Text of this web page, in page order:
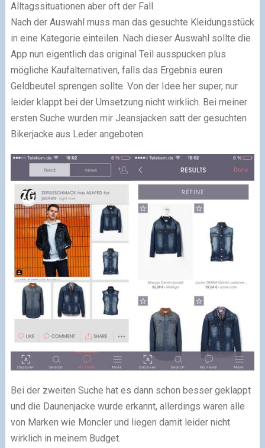
Alltagssituationen aber oft der Fall.
Nach der Auswahl muss man das gesuchte Kleidungsstück
in eine Kategorie einteilen. Nach dieser Auswahl sollte die
App nun eigentlich das original Teil ausspucken plus
mögliche Kaufalternativen, falls das Ergebnis euren
Geldbeutel sprengen sollte. Von der Idee her super, nur
leider klappt bei der Umsetzung nicht wirklich. Bei meiner
ersten Suche wurden mir Jeansjacken satt der gesuchten
Bikerjacke aus Leder angeboten.
Bei der zweiten Suche hat es dann schon besser geklappt
und die Daunenjacke wurde erkannt, allerdings waren alle
von Marken wie Moncler und liegen damit leider nicht
wirklich in meinem Budget.